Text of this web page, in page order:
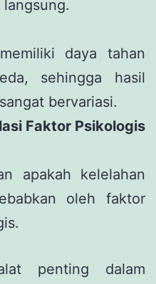
daya tahan
sehingga hasil
bervariasi.
Faktor Psikologis
apakah kelelahan
oleh faktor
penting dalam